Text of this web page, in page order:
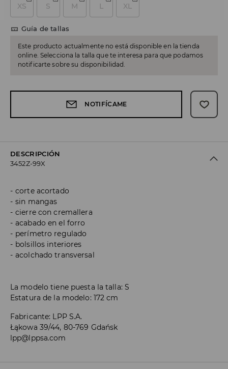
XS S M L XL
Guía de tallas
Este producto actualmente no está disponible en la tienda
online. Selecciona la talla que te interesa para que podamos
notificarte sobre su disponibilidad.
NOTIFÍCAME
DESCRIPCIÓN
3452Z-99X
corte acortado
sin mangas
cierre con cremallera
acabado en el forro
perímetro regulado
bolsillos interiores
acolchado transversal
La modelo tiene puesta la talla: S
Estatura de la modelo: 172 cm
Fabricante: LPP S.A.
Łąkowa 39/44, 80-769 Gdańsk
lpp@lppsa.com